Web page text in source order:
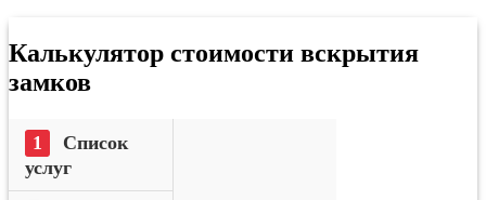
Калькулятор стоимости вскрытия
замков
Список
услуг